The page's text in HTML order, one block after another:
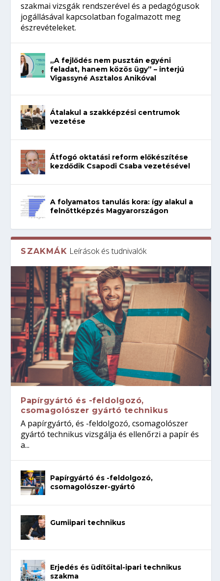
szakmai vizsgák rendszerével és a pedagógusok
jogállásával kapcsolatban fogalmazott meg
észrevételeket.
„A fejlődés nem pusztán egyéni
feladat, hanem közös ügy” – interjú
Vigassyné Asztalos Anikóval
Átalakul a szakképzési centrumok
vezetése
Átfogó oktatási reform előkészítése
kezdődik Csapodi Csaba vezetésével
A folyamatos tanulás kora: így alakul a
felnőttképzés Magyarországon
SZAKMÁK Leírások és tudnivalók
Papírgyártó és -feldolgozó,
csomagolószer gyártó technikus
A papírgyártó, és -feldolgozó, csomagolószer
gyártó technikus vizsgálja és ellenőrzi a papír és
a...
Papírgyártó és -feldolgozó,
csomagolószer-gyártó
Gumiipari technikus
Erjedés és üdítőital-ipari technikus
szakma